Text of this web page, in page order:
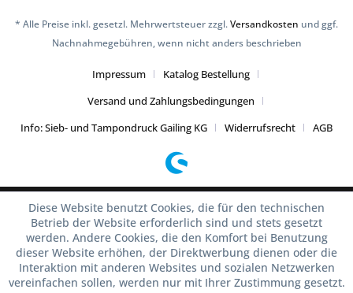
* Alle Preise inkl. gesetzl. Mehrwertsteuer zzgl.Versandkosten und ggf.
Nachnahmegebühren, wenn nicht anders beschrieben
Impressum
Katalog Bestellung
Versand und Zahlungsbedingungen
Info: Sieb- und Tampondruck Gailing KG
Widerrufsrecht AGB
Diese Website benutzt Cookies, die für den technischen
Betrieb der Website erforderlich sind und stets gesetzt
werden. Andere Cookies, die den Komfort bei Benutzung
dieser Website erhöhen, der Direktwerbung dienen oder die
Interaktion mit anderen Websites und sozialen Netzwerken
vereinfachen sollen, werden nur mit Ihrer Zustimmung gesetzt.